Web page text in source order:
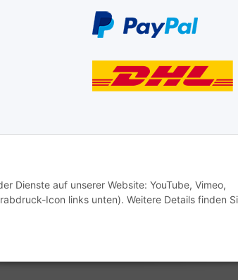
Dienste auf unserer Website: YouTube, Vimeo,
Icon links unten). Weitere Details finden